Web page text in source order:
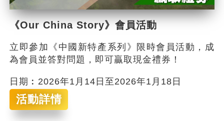
《Our China Story》會員活動
立即參加《中國新特產系列》限時會員活動，成
為會員並答對問題，即可贏取現金禮券！
日期︰2026年1月14日至2026年1月18日
活動詳情